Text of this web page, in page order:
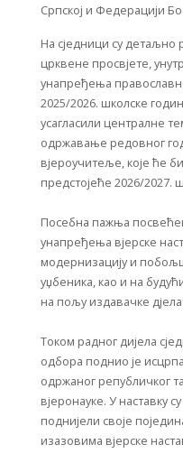
Српској и Федерацији
На сједници су детаљно
црквене просвјете,
унапређења
2025/2026. школске
усагласили централне
одржавање редовног
вјероучитеље, које ће
предстојеће 2026/2027.
Посебна пажња
унапређења вјерске
модернизацију и
уџбеника, као и на
на пољу издавачке
Током радног дијела
одбора поднио је
одржаног републичког
вјеронауке. У наставку
поднијели своје
изазовима вјерске